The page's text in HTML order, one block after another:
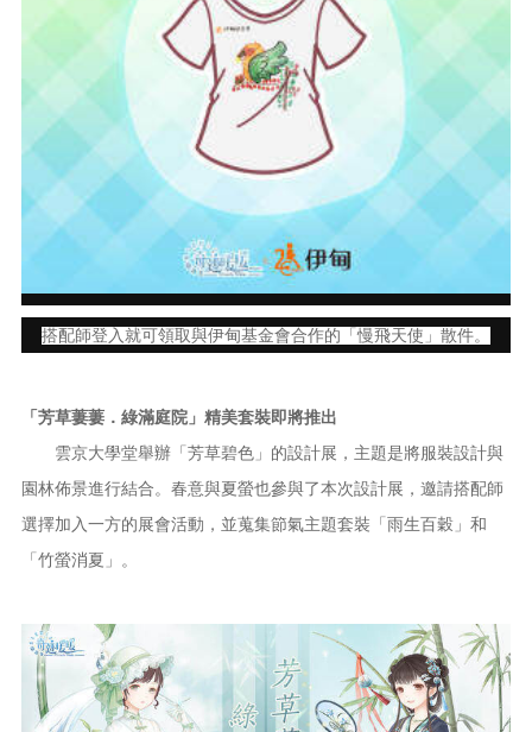
搭配師登入就可領取與伊甸基金會合作的「慢飛天使」散件。
「芳草萋萋．綠滿庭院」精美套裝即將推出
雲京大學堂舉辦「芳草碧色」的設計展，主題是將服裝設計與
園林佈景進行結合。春意與夏螢也參與了本次設計展，邀請搭配師
選擇加入一方的展會活動，並蒐集節氣主題套裝「雨生百穀」和
「竹螢消夏」。